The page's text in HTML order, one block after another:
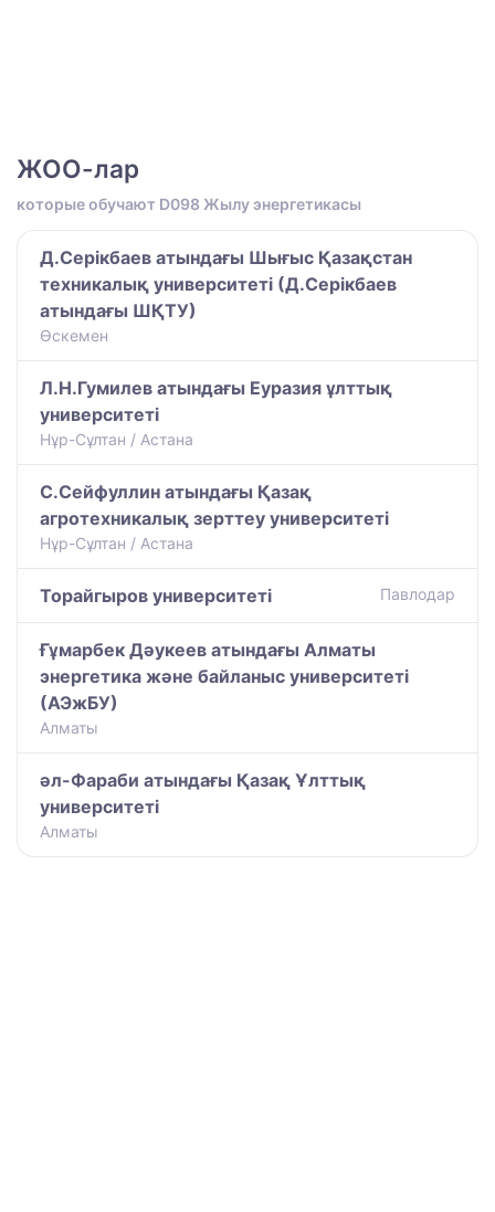
ЖОО-лар
которые обучают D098 Жылу энергетикасы
Д.Серікбаев атындағы Шығыс Қазақстан
техникалық университеті (Д.Серікбаев
атындағы ШҚТУ)
Өскемен
Л.Н.Гумилев атындағы Еуразия ұлттық
университеті
Нұр-Сұлтан / Астана
С.Сейфуллин атындағы Қазақ
агротехникалық зерттеу университеті
Нұр-Сұлтан / Астана
Торайгыров университеті Павлодар
Ғұмарбек Дәукеев атындағы Алматы
энергетика және байланыс университеті
(АЭжБУ)
Алматы
әл-Фараби атындағы Қазақ Ұлттық
университеті
Алматы